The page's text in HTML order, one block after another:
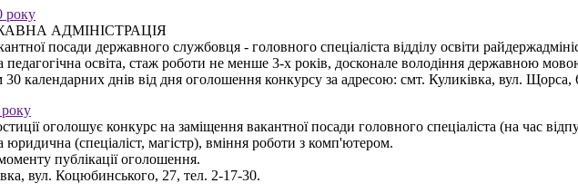
року
АДМІНІСТРАЦІЯ
посади державного службовця - головного спеціаліста відділу освіти
освіта, стаж роботи не менше 3-х років, досконале володіння державною
календарних днів від дня оголошення конкурсу за адресою: смт. Куликівка, вул.
оголошує конкурс на заміщення вакантної посади головного спеціаліста (на час
(спеціаліст, магістр), вміння роботи з комп'ютером.
публікації оголошення.
вул. Коцюбинського, 27, тел. 2-17-30.